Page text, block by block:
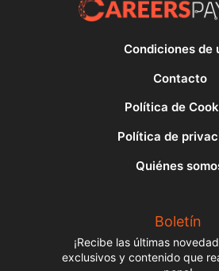
Condiciones de
Contacto
Política de
Política de
Quiénes
Boletín
¡Recibe las últimas
exclusivos y contenido que